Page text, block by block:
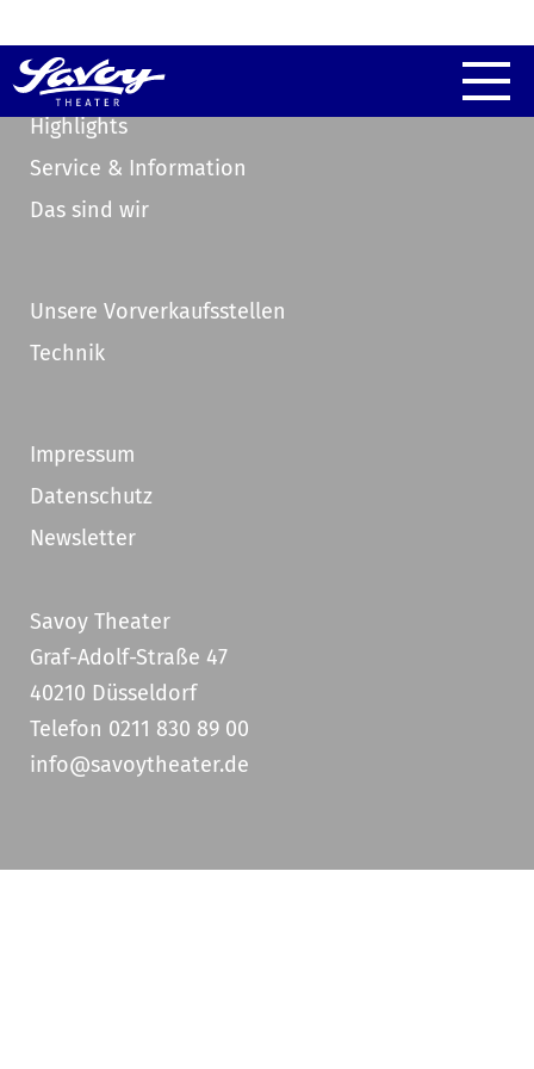
Highlights
Service & Information
Das sind wir
Unsere Vorverkaufsstellen
Technik
Impressum
Datenschutz
Newsletter
Savoy Theater
Graf-Adolf-Straße 47
40210 Düsseldorf
Telefon 0211 830 89 00
info@savoytheater.de